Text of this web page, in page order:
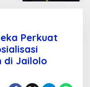
Perkuat
di Jailolo